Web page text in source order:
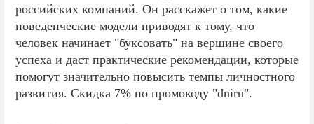
российских компаний. Он расскажет о том, какие
поведенческие модели приводят к тому, что
человек начинает "буксовать" на вершине своего
успеха и даст практические рекомендации, которые
помогут значительно повысить темпы личностного
развития. Скидка 7% по промокоду "dniru".